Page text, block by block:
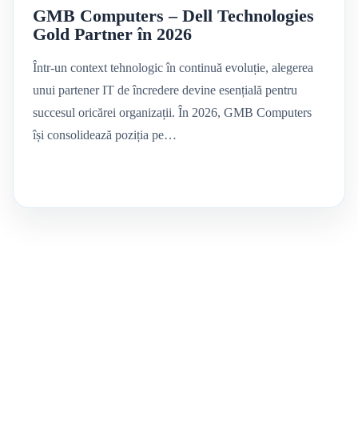
GMB Computers – Dell Technologies
Gold Partner în 2026
Într-un context tehnologic în continuă evoluție, alegerea
unui partener IT de încredere devine esențială pentru
succesul oricărei organizații. În 2026, GMB Computers
își consolidează poziția pe…